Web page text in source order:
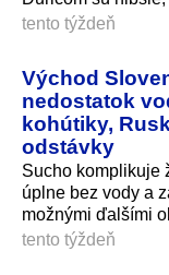
tento týždeň
Východ
nedostatok
kohútiky,
odstávky
Sucho komplikuje
úplne bez vody a
možnými ďalšími
tento týždeň